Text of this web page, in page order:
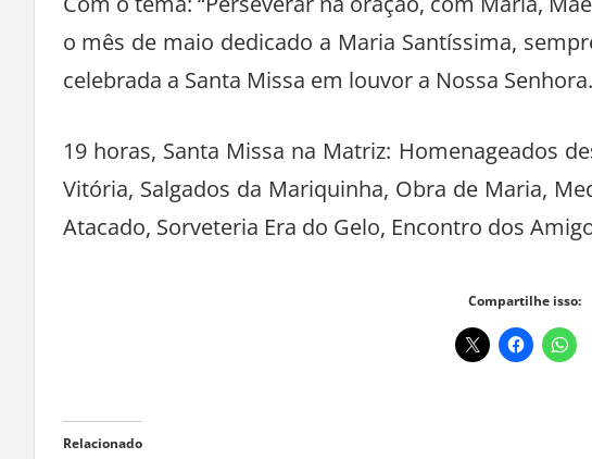
Com o tema: “Perseverar na oração, com Maria,
o mês de maio dedicado a Maria Santíssima,
celebrada a Santa Missa em louvor a Nossa Senhora.
19 horas, Santa Missa na Matriz: Homenageados
Vitória, Salgados da Mariquinha, Obra de Maria,
Atacado, Sorveteria Era do Gelo, Encontro dos
Compartilhe isso: